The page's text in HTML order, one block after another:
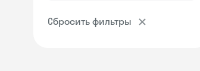
Сбросить фильтры